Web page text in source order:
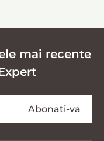
mai recente